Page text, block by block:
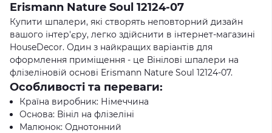
Erismann Nature Soul 12124-07
Купити шпалери, які створять неповторний дизайн
вашого інтер'єру, легко здійснити в інтернет-магазині
HouseDecor. Один з найкращих варіантів для
оформлення приміщення - це Вінілові шпалери на
флізеліновій основі Erismann Nature Soul 12124-07.
Особливості та переваги:
Країна виробник: Німеччина
Основа: Вініл на флізеліні
Малюнок: Однотонний